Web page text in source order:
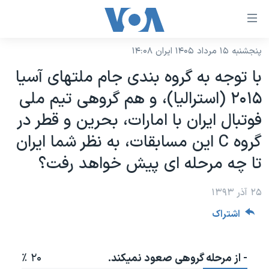
لینکهای
دسترسی
جهش
محتوای
اصلی
جهش
صفحه
اصلی
نسخه سبک وب‌سایت
موضوع ها
ایران
آمریکا
جهان
ورزشی
گزیده‌ها
ویدیوها
برنامه های تلویزیونی
جدول برنامه ها
صفحه‌های ویژه
جام جهانی ۲۰۲۶
عملیات خشم حماسی
بایگانی برنامه‌های تلویزیونی
فرکانس‌های صدای آمریکا
پخش رادیویی
پنجشنبه ۱۵ مرداد ۱۴۰۵ ایران ۱۴:۰۸
با توجه به گروه بندی جام ملتهای آسیا
۲۰۱۵ (استرالیا)، و هم گروهی تیم ملی
فوتبال ایران با امارات، بحرین و قطر در
گروه C این مسابقات، به نظر شما ایران
تا چه مرحله ای پیش خواهد رفت؟
۲۵ آذر ۱۳۹۳
اشتراک
- از مرحله گروهی صعود نمیکند. ۲۰ ٪